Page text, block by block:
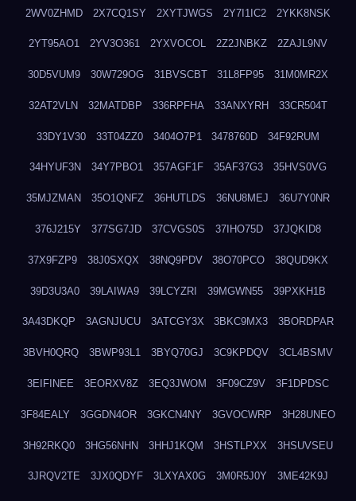
2WV0ZHMD 2X7CQ1SY 2XYTJWGS 2Y7I1IC2 2YKK8NSK
2YT95AO1 2YV3O361 2YXVOCOL 2Z2JNBKZ 2ZAJL9NV
30D5VUM9 30W729OG 31BVSCBT 31L8FP95 31M0MR2X
32AT2VLN 32MATDBP 336RPFHA 33ANXYRH 33CR504T
33DY1V30 33T04ZZ0 3404O7P1 3478760D 34F92RUM
34HYUF3N 34Y7PBO1 357AGF1F 35AF37G3 35HVS0VG
35MJZMAN 35O1QNFZ 36HUTLDS 36NU8MEJ 36U7Y0NR
376J215Y 377SG7JD 37CVGS0S 37IHO75D 37JQKID8
37X9FZP9 38J0SXQX 38NQ9PDV 38O70PCO 38QUD9KX
39D3U3A0 39LAIWA9 39LCYZRI 39MGWN55 39PXKH1B
3A43DKQP 3AGNJUCU 3ATCGY3X 3BKC9MX3 3BORDPAR
3BVH0QRQ 3BWP93L1 3BYQ70GJ 3C9KPDQV 3CL4BSMV
3EIFINEE 3EORXV8Z 3EQ3JWOM 3F09CZ9V 3F1DPDSC
3F84EALY 3GGDN4OR 3GKCN4NY 3GVOCWRP 3H28UNEO
3H92RKQ0 3HG56NHN 3HHJ1KQM 3HSTLPXX 3HSUVSEU
3JRQV2TE 3JX0QDYF 3LXYAX0G 3M0R5J0Y 3ME42K9J